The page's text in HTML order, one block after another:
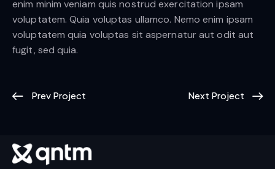
enim minim veniam quis nostrud exercitation ipsam
voluptatem. Quia voluptas ullamco. Nemo enim ipsam
voluptatem quia voluptas sit aspernatur aut odit aut
fugit, sed quia.
Prev Project Next Project